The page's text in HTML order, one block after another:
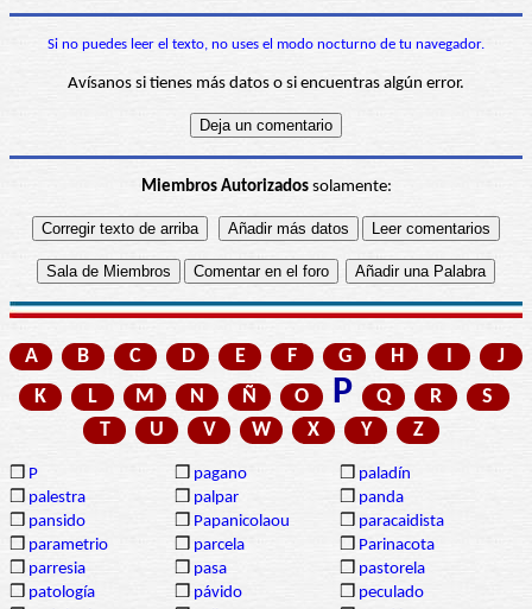
Si no puedes leer el texto, no uses el modo nocturno de tu navegador.
Avísanos si tienes más datos o si encuentras algún error.
Miembros Autorizadossolamente:
A B C D E F G H I
J
K
L M N Ñ O P Q R
S
T
U V W X Y Z
❒ P ❒ pagano ❒ paladín
❒ palestra ❒ palpar ❒ panda
❒ pansido ❒ Papanicolaou ❒ paracaidista
❒ parametrio ❒ parcela ❒ Parinacota
❒ parresia ❒ pasa ❒ pastorela
❒ patología ❒ pávido ❒ peculado